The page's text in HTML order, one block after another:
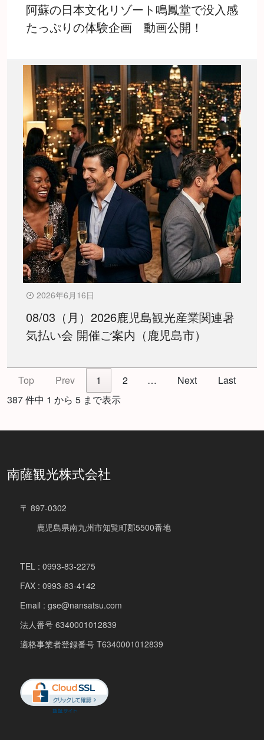
阿蘇の日本文化リゾート鳴鳳堂で没入感
たっぷりの体験企画 動画公開！
2026年6月16日
08/03（月）2026鹿児島観光産業関連暑
気払い会 開催ご案内（鹿児島市）
Top Prev 1 2 … Next
Last
387 件中 1 から 5 まで表示
南薩観光株式会社
〒 897-0302
鹿児島県南九州市知覧町郡5500番地
TEL : 0993-83-2275
FAX : 0993-83-4142
Email : gse@nansatsu.com
法人番号 6340001012839
適格事業者登録番号 T6340001012839